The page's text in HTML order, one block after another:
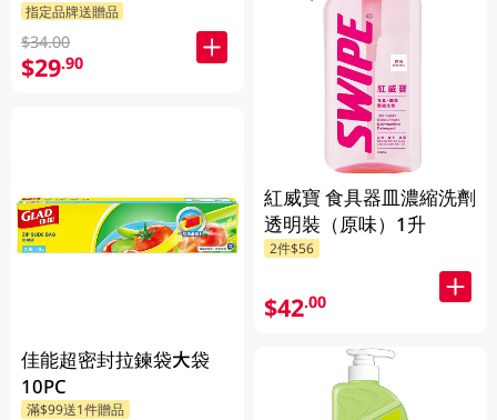
指定品牌送贈品
$34.00
$29.90
佳能超密封拉鍊袋大袋
10PC
滿$99送1件贈品
紅威寶 食具器皿濃縮洗劑
透明裝（原味）1升
2件$56
$42.00